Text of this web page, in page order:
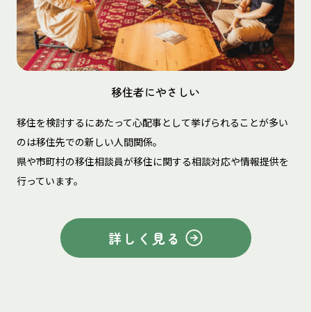
移住者にやさしい
移住を検討するにあたって心配事として挙げられることが多い
のは移住先での新しい人間関係。
県や市町村の移住相談員が移住に関する相談対応や情報提供を
行っています。
詳しく見る